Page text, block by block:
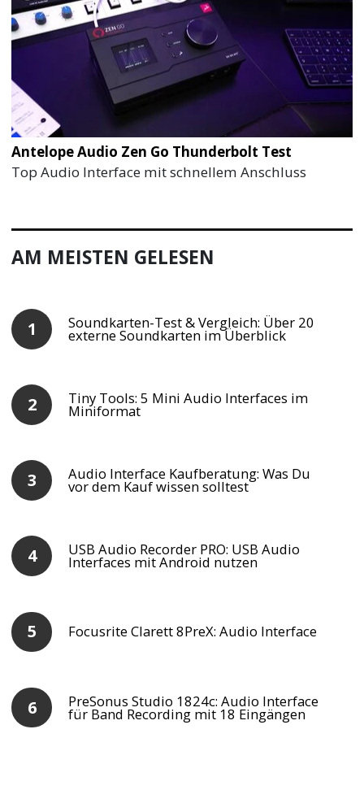
Antelope Audio Zen Go Thunderbolt Test
Top Audio Interface mit schnellem Anschluss
AM MEISTEN GELESEN
Soundkarten-Test & Vergleich: Über 20
externe Soundkarten im Überblick
Tiny Tools: 5 Mini Audio Interfaces im
Miniformat
Audio Interface Kaufberatung: Was Du
vor dem Kauf wissen solltest
USB Audio Recorder PRO: USB Audio
Interfaces mit Android nutzen
Focusrite Clarett 8PreX: Audio Interface
PreSonus Studio 1824c: Audio Interface
für Band Recording mit 18 Eingängen